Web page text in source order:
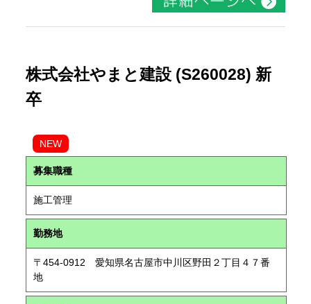
株式会社やまと建設 (S260028) 新
卒
NEW
募集職種
施工管理
勤務地
〒454-0912 愛知県名古屋市中川区野田２丁目４７番
地